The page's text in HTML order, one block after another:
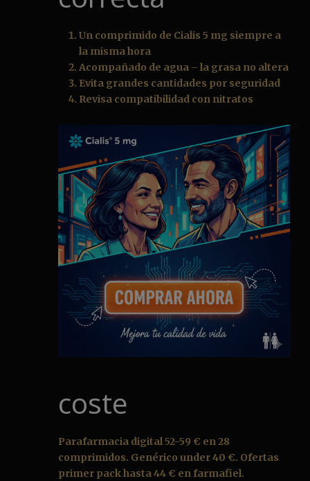
Un comprimido de Cialis 5 mg siempre a
la misma hora
Acompañado de agua – la grasa no altera
Evita grandes cantidades por seguridad
Revisa compatibilidad con nitratos
coste
Parafarmacia digital 52-59 € en 28
comprimidos. Genérico under 40 €. Ofertas
primer pack hasta 44 € en farmafiel.